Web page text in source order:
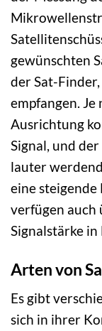
gewünschten
der Sat-
empfangen.
Ausrichtung
Signal, und
lauter
eine steigende
verfügen auch
Signalstärke
Arten von
Es gibt
sich in ihrer